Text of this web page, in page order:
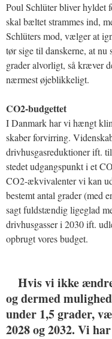
Poul Schlüter bliver hyldet
skal bæltet strammes ind,
Schlüters mod, vælger at
tør sige til danskerne, at nu
grader alvorligt, så kræver
nærmest øjeblikkeligt.
CO2-budgettet
I Danmark har vi hængt
skaber forvirring.
drivhusgasreduktioner ift.
stedet udgangspunkt i et
CO2-ækvivalenter vi kan
bestemt antal grader (med
sagt fuldstændig ligeglad
drivhusgasser i 2030 ift.
opbrugt vores budget.
Hvis vi ikke
og dermed
under 1,5 grader,
2028 og 2032. Vi